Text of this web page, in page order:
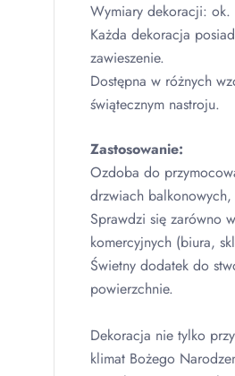
Wymiary dekoracji:
Każda dekoracja
zawieszenie.
Dostępna w różnych
świątecznym nastroju.
Zastosowanie:
Ozdoba do
drzwiach
Sprawdzi się zarówno
komercyjnych (biura,
Świetny dodatek do
powierzchnie.
Dekoracja nie tylko
klimat Bożego